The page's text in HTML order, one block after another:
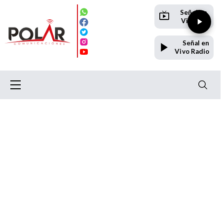
Señal en
Vivo TV
Señal en
Vivo Radio